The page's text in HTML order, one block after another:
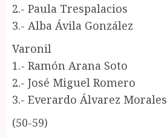
2.- Paula Trespalacios
3.- Alba Ávila González
Varonil
1.- Ramón Arana Soto
2.- José Miguel Romero
3.- Everardo Álvarez Morales
(50-59)